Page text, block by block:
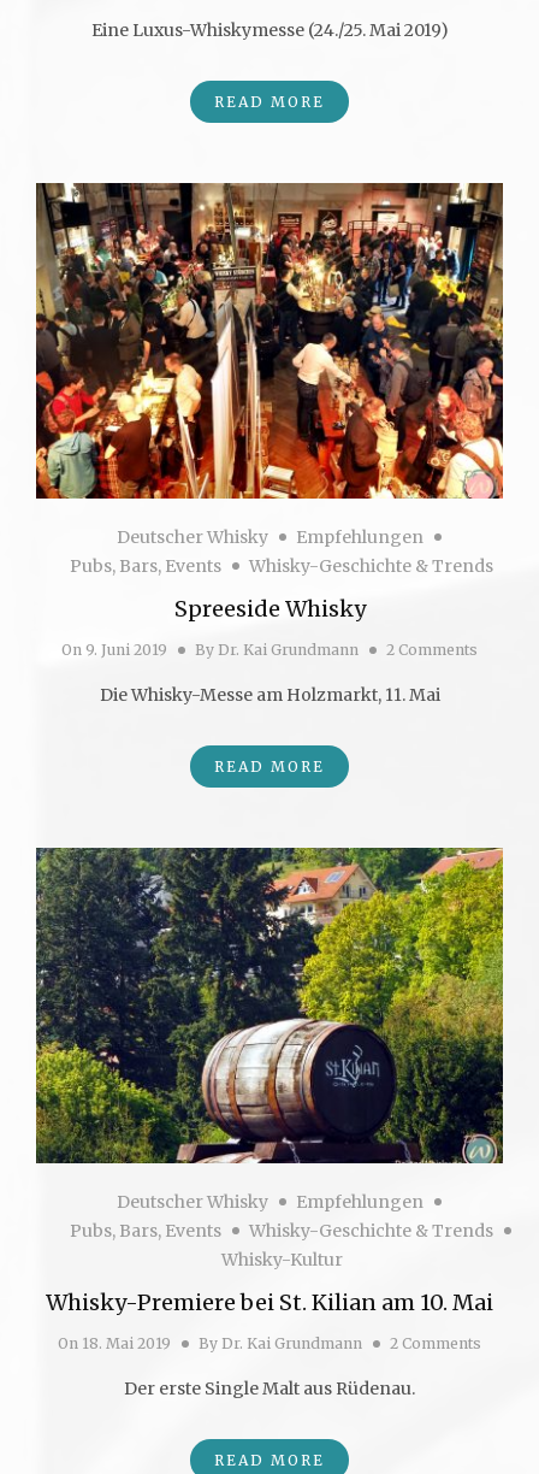
Eine Luxus-Whiskymesse (24./25. Mai 2019)
READ MORE
Deutscher Whisky
Empfehlungen
Pubs, Bars, Events
Whisky-Geschichte & Trends
Spreeside Whisky
On 9. Juni 2019 By Dr. Kai Grundmann 2 Comments
Die Whisky-Messe am Holzmarkt, 11. Mai
READ MORE
Deutscher Whisky
Empfehlungen
Pubs, Bars, Events
Whisky-Geschichte & Trends
Whisky-Kultur
Whisky-Premiere bei St. Kilian am 10. Mai
On 18. Mai 2019 By Dr. Kai Grundmann 2 Comments
Der erste Single Malt aus Rüdenau.
READ MORE